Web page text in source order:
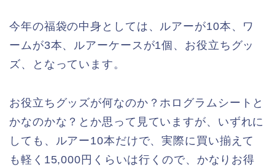
今年の福袋の中身としては、ルアーが10本、ワ
ームが3本、ルアーケースが1個、お役立ちグッ
ズ、となっています。
お役立ちグッズが何なのか？ホログラムシートと
かなのかな？とか思って見ていますが、いずれに
しても、ルアー10本だけで、実際に買い揃えて
も軽く15,000円くらいは行くので、かなりお得